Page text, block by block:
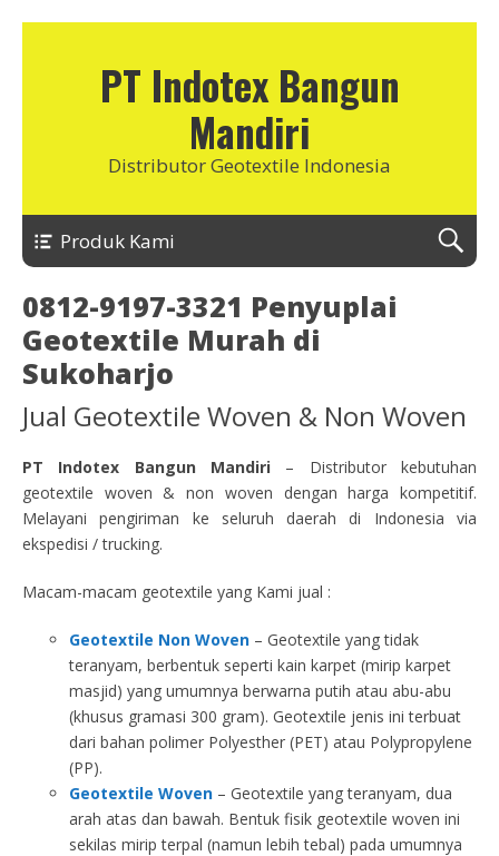
PT Indotex Bangun
Mandiri
Distributor Geotextile Indonesia
Produk Kami
0812-9197-3321 Penyuplai
Geotextile Murah di
Sukoharjo
Jual Geotextile Woven & Non Woven
PT Indotex Bangun Mandiri – Distributor kebutuhan
geotextile woven & non woven dengan harga kompetitif.
Melayani pengiriman ke seluruh daerah di Indonesia via
ekspedisi / trucking.
Macam-macam geotextile yang Kami jual :
Geotextile Non Woven – Geotextile yang tidak
teranyam, berbentuk seperti kain karpet (mirip karpet
masjid) yang umumnya berwarna putih atau abu-abu
(khusus gramasi 300 gram). Geotextile jenis ini terbuat
dari bahan polimer Polyesther (PET) atau Polypropylene
(PP).
Geotextile Woven – Geotextile yang teranyam, dua
arah atas dan bawah. Bentuk fisik geotextile woven ini
sekilas mirip terpal (namun lebih tebal) pada umumnya